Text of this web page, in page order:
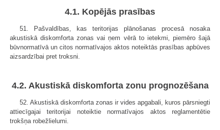
4.1. Kopējās prasības
51. Pašvaldības, kas teritorijas plānošanas procesā nosaka
akustiskā diskomforta zonas vai ņem vērā to ietekmi, piemēro šajā
būvnormatīvā un citos normatīvajos aktos noteiktās prasības apbūves
aizsardzībai pret troksni.
4.2. Akustiskā diskomforta zonu prognozēšana
52. Akustiskā diskomforta zonas ir vides apgabali, kuros pārsniegti
attiecīgajai teritorijai noteiktie normatīvajos aktos reglamentētie
trokšņa robežlielumi.